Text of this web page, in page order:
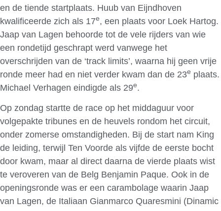
en de tiende startplaats. Huub van Eijndhoven
kwalificeerde zich als 17e, een plaats voor Loek Hartog.
Jaap van Lagen behoorde tot de vele rijders van wie
een rondetijd geschrapt werd vanwege het
overschrijden van de ‘track limits’, waarna hij geen vrije
ronde meer had en niet verder kwam dan de 23e plaats.
Michael Verhagen eindigde als 29e.
Op zondag startte de race op het middaguur voor
volgepakte tribunes en de heuvels rondom het circuit,
onder zomerse omstandigheden. Bij de start nam King
de leiding, terwijl Ten Voorde als vijfde de eerste bocht
door kwam, maar al direct daarna de vierde plaats wist
te veroveren van de Belg Benjamin Paque. Ook in de
openingsronde was er een carambolage waarin Jaap
van Lagen, de Italiaan Gianmarco Quaresmini (Dinamic